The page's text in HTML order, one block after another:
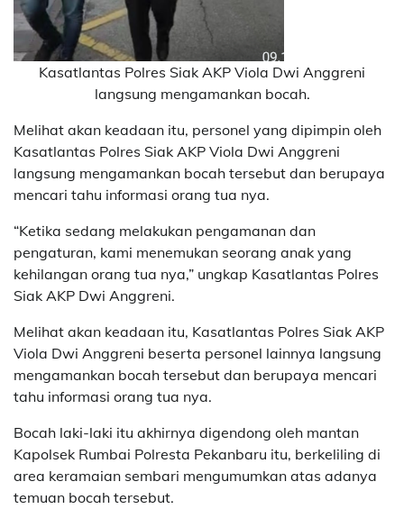
Kasatlantas Polres Siak AKP Viola Dwi Anggreni
langsung mengamankan bocah.
Melihat akan keadaan itu, personel yang dipimpin oleh
Kasatlantas Polres Siak AKP Viola Dwi Anggreni
langsung mengamankan bocah tersebut dan berupaya
mencari tahu informasi orang tua nya.
“Ketika sedang melakukan pengamanan dan
pengaturan, kami menemukan seorang anak yang
kehilangan orang tua nya,” ungkap Kasatlantas Polres
Siak AKP Dwi Anggreni.
Melihat akan keadaan itu, Kasatlantas Polres Siak AKP
Viola Dwi Anggreni beserta personel lainnya langsung
mengamankan bocah tersebut dan berupaya mencari
tahu informasi orang tua nya.
Bocah laki-laki itu akhirnya digendong oleh mantan
Kapolsek Rumbai Polresta Pekanbaru itu, berkeliling di
area keramaian sembari mengumumkan atas adanya
temuan bocah tersebut.